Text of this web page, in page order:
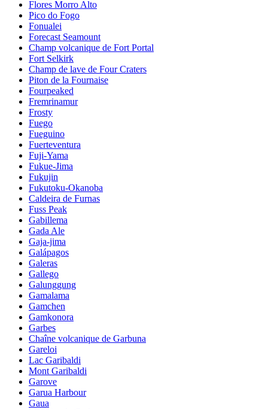
Flores Morro Alto
Pico do Fogo
Fonualei
Forecast Seamount
Champ volcanique de Fort Portal
Fort Selkirk
Champ de lave de Four Craters
Piton de la Fournaise
Fourpeaked
Fremrinamur
Frosty
Fuego
Fueguino
Fuerteventura
Fuji-Yama
Fukue-Jima
Fukujin
Fukutoku-Okanoba
Caldeira de Furnas
Fuss Peak
Gabillema
Gada Ale
Gaja-jima
Galápagos
Galeras
Gallego
Galunggung
Gamalama
Gamchen
Gamkonora
Garbes
Chaîne volcanique de Garbuna
Gareloi
Lac Garibaldi
Mont Garibaldi
Garove
Garua Harbour
Gaua